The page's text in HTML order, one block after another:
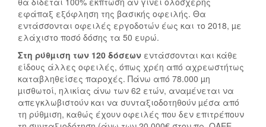
εφάπαξ εξόφληση της βασικής οφειλής. Θα
εντάσσονται οφειλές εργοδοτών έως και το 2018, µε
ελάχιστο ποσό δόσης τα 50 ευρώ.
Στη ρύθµιση των 120 δόσεων εντάσσονται και κάθε
είδους άλλες οφειλές, όπως χρέη από αχρεωστήτως
καταβληθείσες παροχές. Πάνω από 78.000 µη
µισθωτοί, ηλικίας άνω των 62 ετών, αναµένεται να
απεγκλωβιστούν και να συνταξιοδοτηθούν µέσα από
τη ρύθµιση, καθώς έχουν οφειλές που δεν επιτρέπουν